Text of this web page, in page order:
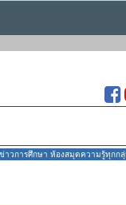
วการศึกษา ห้องสมุดความรู้ทุกก